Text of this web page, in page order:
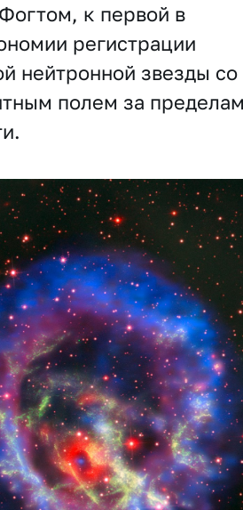
к первой в
регистрации
нейтронной звезды со
полем за